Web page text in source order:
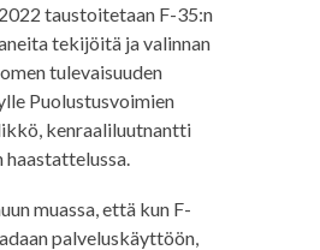
taustoitetaan F-35:n
tekijöitä ja valinnan
tulevaisuuden
Puolustusvoimien
kenraaliluutnantti
haastattelussa.
muassa, että kun F-
palveluskäyttöön,